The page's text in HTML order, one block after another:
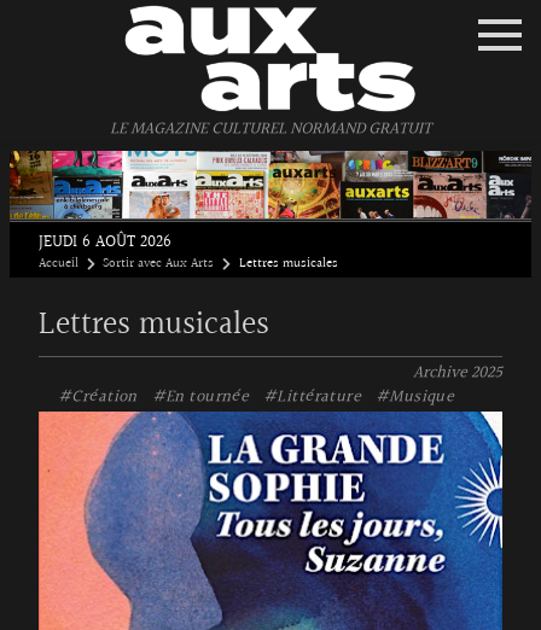
LE MAGAZINE CULTUREL NORMAND GRATUIT
JEUDI 6 AOÛT 2026
Accueil Sortir avec Aux Arts Lettres musicales
Lettres musicales
Archive2025
#Création
#En tournée #Littérature #Musique
Panneau de gestion des cookies